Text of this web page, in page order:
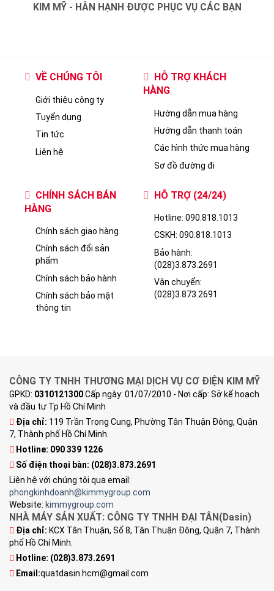
KIM MỸ - HÂN HẠNH ĐƯỢC PHỤC VỤ CÁC BẠN
VỀ CHÚNG TÔI
Giới thiệu công ty
Tuyển dụng
Tin tức
Liên hệ
HỖ TRỢ KHÁCH
HÀNG
Hướng dẫn mua hàng
Hướng dẫn thanh toán
Các hình thức mua hàng
Sơ đồ đường đi
CHÍNH SÁCH BÁN
HÀNG
Chính sách giao hàng
Chính sách đổi sản
phẩm
Chính sách bảo hành
Chính sách bảo mật
thông tin
HỖ TRỢ (24/24)
Hotline: 090.818.1013
CSKH: 090.818.1013
Bảo hành:
(028)3.873.2691
Vận chuyển:
(028)3.873.2691
CÔNG TY TNHH THƯƠNG MẠI DỊCH VỤ CƠ ĐIỆN KIM MỸ
GPKD: 0310121300Cấp ngày: 01/07/2010 - Nơi cấp: Sở kế hoạch
và đầu tư Tp Hồ Chí Minh
Địa chỉ: 119 Trần Trọng Cung, Phường Tân Thuận Đông, Quận
7, Thành phố Hồ Chí Minh.
Hotline: 090 339 1226
Số điện thoại bàn: (028)3.873.2691
Liên hệ với chúng tôi qua email:
phongkinhdoanh@kimmygroup.com
Website: kimmygroup.com
NHÀ MÁY SẢN XUẤT: CÔNG TY TNHH ĐẠI TÂN(Dasin)
Địa chỉ: KCX Tân Thuận, Số 8, Tân Thuận Đông, Quận 7, Thành
phố Hồ Chí Minh.
Hotline: (028)3.873.2691
Email:quatdasin.hcm@gmail.com